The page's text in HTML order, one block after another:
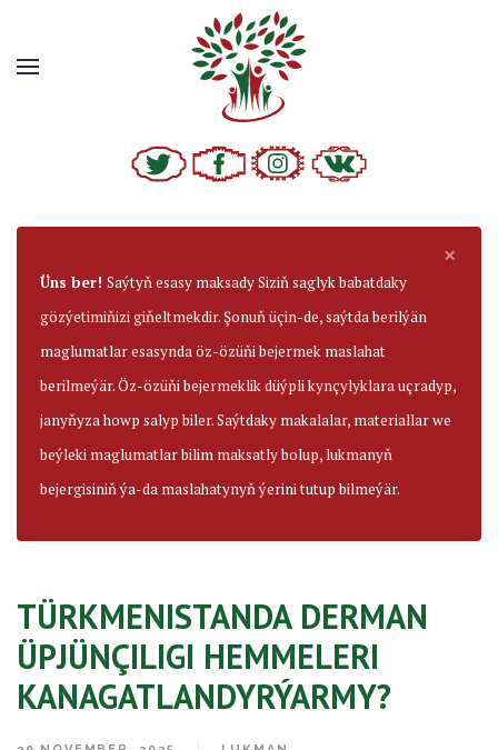
×
Üns ber! Saýtyň esasy maksady Siziň saglyk babatdaky
gözýetimiňizi giňeltmekdir. Şonuň üçin-de, saýtda berilýän
maglumatlar esasynda öz-özüňi bejermek maslahat
berilmeýär. Öz-özüňi bejermeklik düýpli kynçylyklara uçradyp,
janyňyza howp salyp biler. Saýtdaky makalalar, materiallar we
beýleki maglumatlar bilim maksatly bolup, lukmanyň
bejergisiniň ýa-da maslahatynyň ýerini tutup bilmeýär.
TÜRKMENISTANDA DERMAN
ÜPJÜNÇILIGI HEMMELERI
KANAGATLANDYRÝARMY?